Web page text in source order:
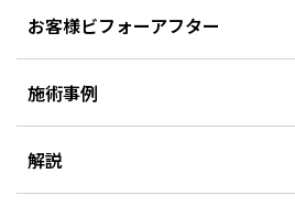
お客様ビフォーアフター
施術事例
解説